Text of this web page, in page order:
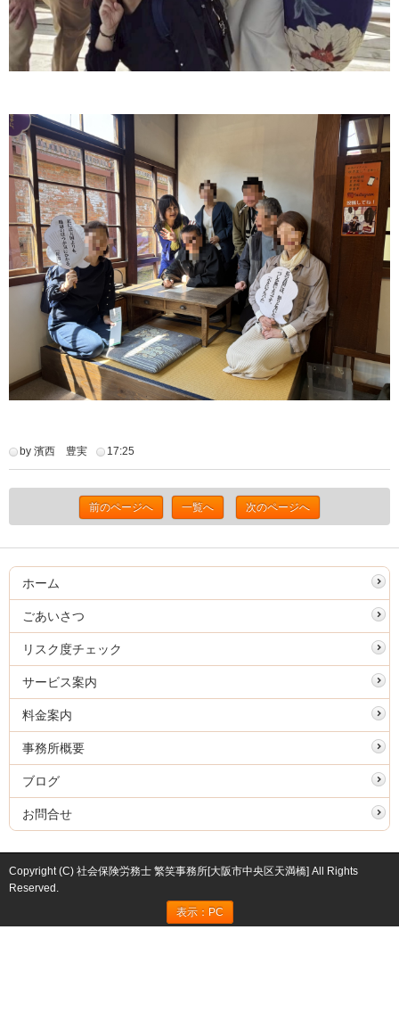
by 濱西 豊実 17:25
前のページへ 一覧へ 次のページへ
ホーム
ごあいさつ
リスク度チェック
サービス案内
料金案内
事務所概要
ブログ
お問合せ
Copyright (C) 社会保険労務士 繁笑事務所[大阪市中央区天満橋] All Rights
Reserved.
表示：PC